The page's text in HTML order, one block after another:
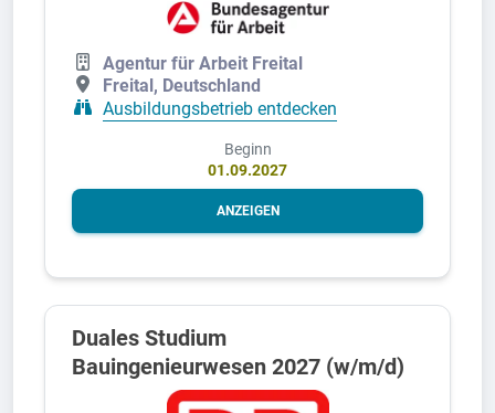
Agentur für Arbeit Freital
Freital, Deutschland
Ausbildungsbetrieb entdecken
Beginn
01.09.2027
ANZEIGEN
Duales Studium
Bauingenieurwesen 2027 (w/m/d)